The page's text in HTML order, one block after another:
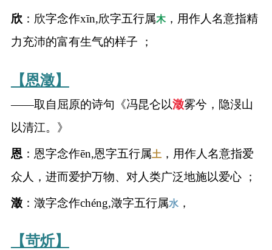
生
名
蛇年起名
龙年起名
欣：欣字念作xīn,欣字五行属木，用作人名意指精
力充沛的富有生气的样子 ；
【恩澂】
——取自屈原的诗句《冯昆仑以澂雾兮，隐渂山
以清江。》
恩 ：恩字念作ēn,恩字五行属土 ，用作人名意指爱
众人，进而爱护万物、对人类广泛地施以爱心 ；
澂：澂字念作chéng,澂字五行属水，
【苛炘】